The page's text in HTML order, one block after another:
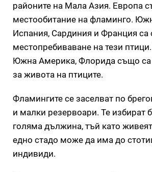
районите на Мала Азия. Европа
местообитание на фламинго.
Испания, Сардиния и Франция са
местопребиваване на тези
Южна Америка, Флорида също са
за живота на птиците.
Фламингите се заселват по
и малки резервоари. Те избират
голяма дължина, тъй като
едно стадо може да има до
индивиди.